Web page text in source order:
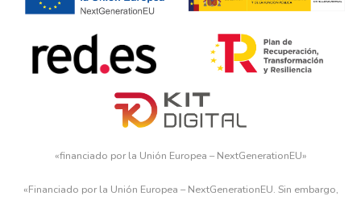
«financiado por la Unión Europea – NextGenerationEU»
«Financiado por la Unión Europea – NextGenerationEU. Sin embargo,